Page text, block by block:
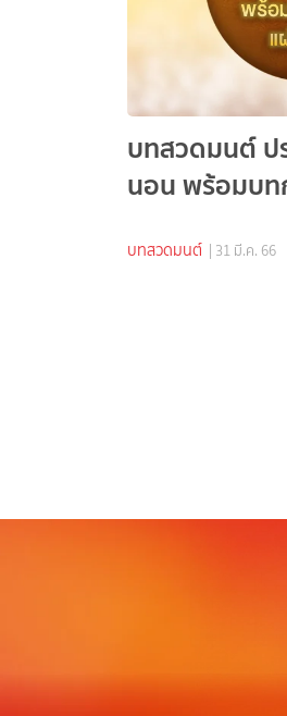
บทสวดมนต์ ป
นอน พร้อมบท
บทสวดมนต์ | 31 มี.ค. 66